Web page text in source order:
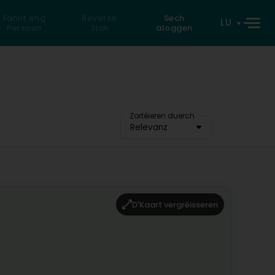
Fannt eng
Persoun
Reverse
Sich
Sech
aloggen
LU
Zortéieren duerch
Relevanz
D'Kaart vergréisseren